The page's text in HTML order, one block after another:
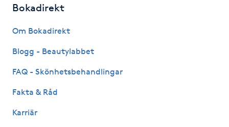
Klippning ungdom
Kosmetisk tatuering
Bokadirekt
Om Bokadirekt
Blogg - Beautylabbet
FAQ - Skönhetsbehandlingar
Fakta & Råd
Karriär